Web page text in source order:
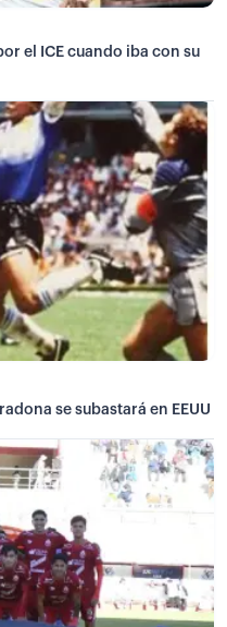
el ICE cuando iba con su
se subastará en EEUU